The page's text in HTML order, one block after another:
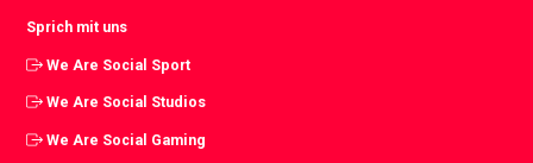
Sprich mit uns
We Are Social Sport
We Are Social Studios
We Are Social Gaming